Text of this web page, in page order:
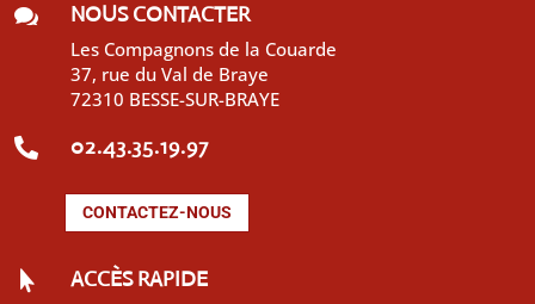
 NOUS CONTACTER
Les Compagnons de la Couarde
37, rue du Val de Braye
72310 BESSE-SUR-BRAYE
 02.43.35.19.97
CONTACTEZ-NOUS
 ACCÈS RAPIDE